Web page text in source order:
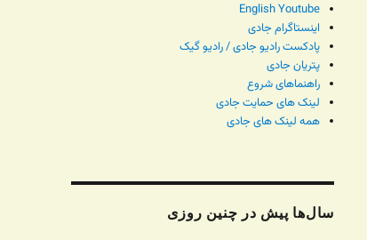
English Youtube
اینستاگرام جادی
پادکست رادیو جادی / رادیو گیک
پتریان جادی
راهنماهای شروع
لینک های حمایت جادی
همه لینک های جادی
سال‌ها پیش در چنین روزی